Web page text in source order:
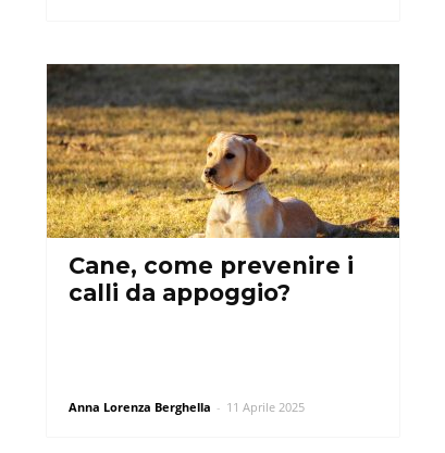
Cane, come prevenire i
calli da appoggio?
Anna Lorenza Berghella - 11 Aprile 2025